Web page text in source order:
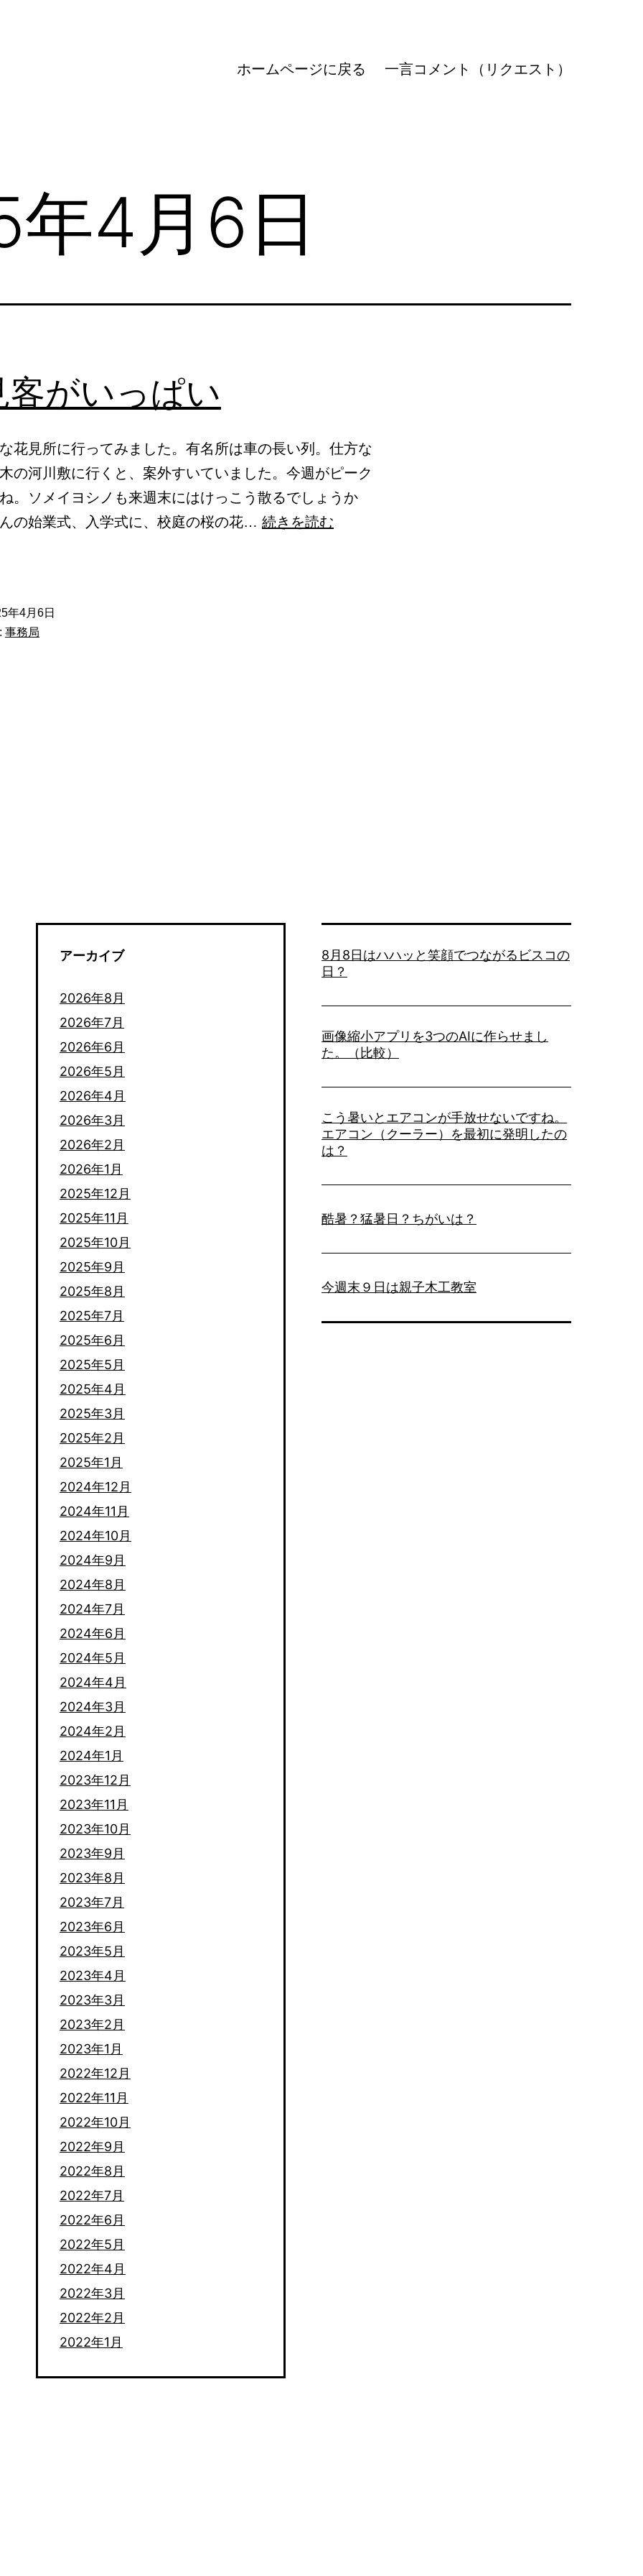
ホームページに戻る 一言コメント（リクエスト）
4月6日
客がいっぱい
花見所に行ってみました。有名所は車の長い列。仕方な
の河川敷に行くと、案外すいていました。今週がピーク
。ソメイヨシノも来週末にはけっこう散るでしょうか
の始業式、入学式に、校庭の桜の花… 続きを読む
年4月6日
事務局
アーカイブ
2026年8月
2026年7月
2026年6月
2026年5月
2026年4月
2026年3月
2026年2月
2026年1月
2025年12月
2025年11月
2025年10月
2025年9月
2025年8月
2025年7月
2025年6月
2025年5月
2025年4月
2025年3月
2025年2月
2025年1月
2024年12月
2024年11月
2024年10月
2024年9月
2024年8月
2024年7月
2024年6月
2024年5月
2024年4月
2024年3月
2024年2月
2024年1月
2023年12月
2023年11月
2023年10月
2023年9月
2023年8月
2023年7月
2023年6月
2023年5月
2023年4月
2023年3月
2023年2月
2023年1月
2022年12月
2022年11月
2022年10月
2022年9月
2022年8月
2022年7月
2022年6月
2022年5月
2022年4月
2022年3月
2022年2月
2022年1月
8月8日はハハッと笑顔でつながるビスコの
日？
画像縮小アプリを3つのAIに作らせまし
た。（比較）
こう暑いとエアコンが手放せないですね。
エアコン（クーラー）を最初に発明したの
は？
酷暑？猛暑日？ちがいは？
今週末９日は親子木工教室